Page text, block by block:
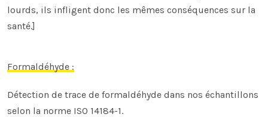
lourds, ils infligent donc les mêmes conséquences sur la
santé.]
Formaldéhyde :
Détection de trace de formaldéhyde dans nos échantillons
selon la norme ISO 14184-1.